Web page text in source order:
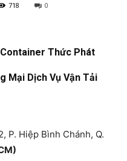
718 0
Container Thức Phát
Mại Dịch Vụ Vận Tải
P. Hiệp Bình Chánh, Q.